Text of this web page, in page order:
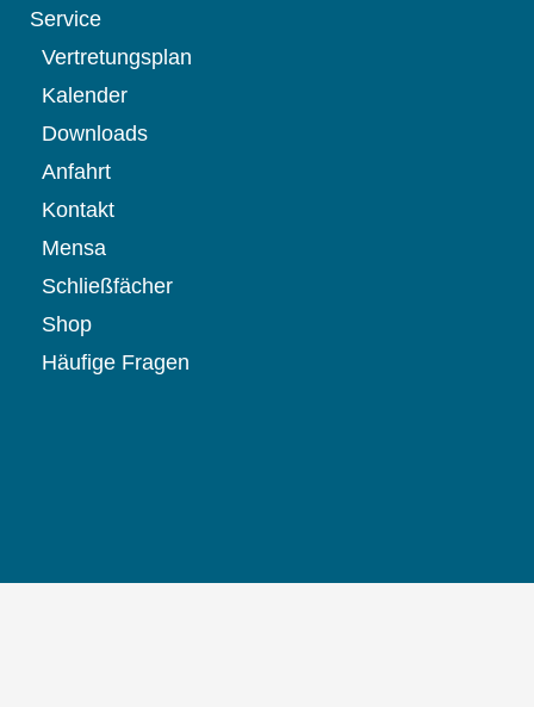
Service
Vertretungsplan
Kalender
Downloads
Anfahrt
Kontakt
Mensa
Schließfächer
Shop
Häufige Fragen